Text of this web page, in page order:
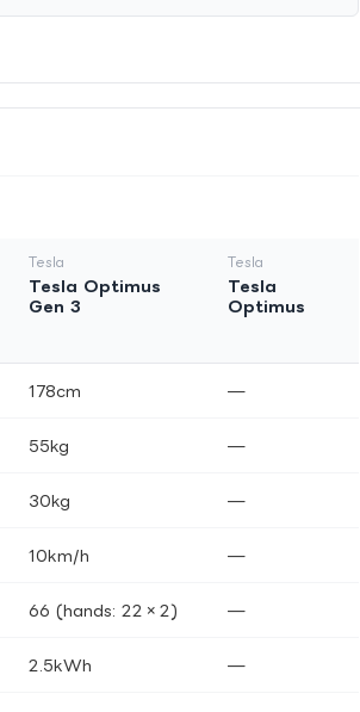
Tesla
Tesla Optimus
Gen 3
Tesla
Tesla
Optimus
178cm —
55kg —
30kg —
10km/h —
66 (hands: 22×2) —
2.5kWh —